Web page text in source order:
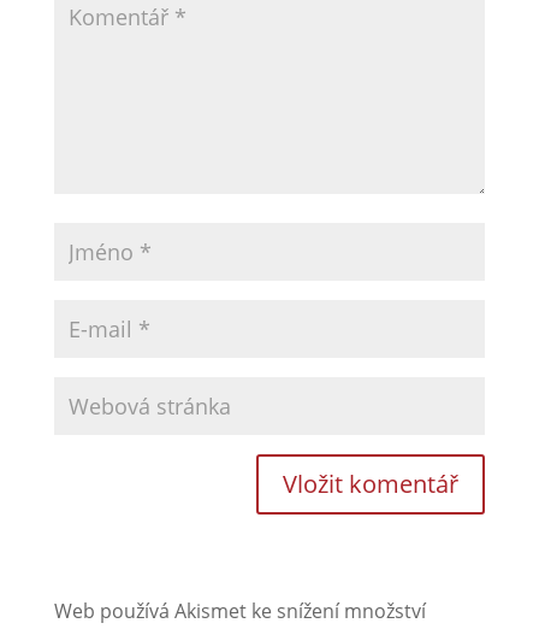
Web používá Akismet ke snížení množství